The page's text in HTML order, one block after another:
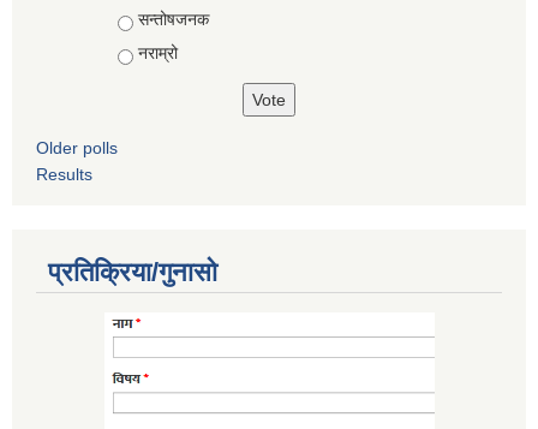
सन्तोषजनक
नराम्रो
Older polls
Results
प्रतिक्रिया/गुनासो